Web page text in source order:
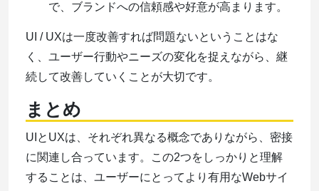
で、ブランドへの信頼感や好意が高まります。
UI / UXは一度改善すれば問題ないということはな
く、ユーザー行動やニーズの変化を捉えながら、継
続して改善していくことが大切です。
まとめ
UIとUXは、それぞれ異なる概念でありながら、密接
に関連し合っています。この2つをしっかりと理解
することは、ユーザーにとってより有用なWebサイ